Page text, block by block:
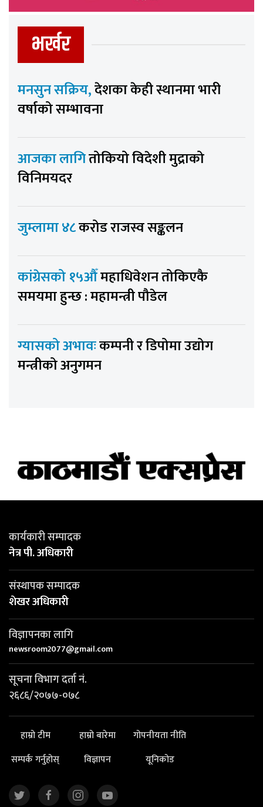
भर्खर
मनसुन सक्रिय,देशका केही स्थानमा भारी
वर्षाको सम्भावना
आजका लागितोकियो विदेशी मुद्राको
विनिमयदर
जुम्लामा ४८करोड राजस्व सङ्कलन
कांग्रेसको १५औँमहाधिवेशन तोकिएकै
समयमा हुन्छ : महामन्त्री पौडेल
ग्यासको अभावःकम्पनी र डिपोमा उद्योग
मन्त्रीको अनुगमन
कार्यकारी सम्पादक
नेत्र पी. अधिकारी
संस्थापक सम्पादक
शेखर अधिकारी
विज्ञापनका लागि
newsroom2077@gmail.com
सूचना विभाग दर्ता नं.
२६८६/२०७७-०७८
हाम्रो टीम हाम्रो बारेमा
गोपनीयता नीति
सम्पर्क गर्नुहोस्
विज्ञापन यूनिकोड